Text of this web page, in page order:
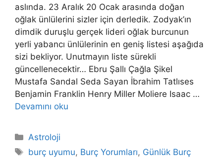
aslında. 23 Aralık 20 Ocak arasında doğan
oğlak ünlülerini sizler için derledik. Zodyak’ın
dimdik duruşlu gerçek lideri oğlak burcunun
yerli yabancı ünlülerinin en geniş listesi aşağıda
sizi bekliyor. Unutmayın liste sürekli
güncellenecektir… Ebru Şallı Çağla Şikel
Mustafa Sandal Seda Sayan İbrahim Tatlıses
Benjamin Franklin Henry Miller Moliere Isaac …
Devamını oku
Kategoriler
Astroloji
Etiketler
burç uyumu, Burç Yorumları, Günlük Burç